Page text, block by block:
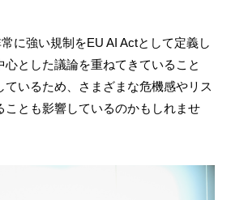
に強い規制をEU AI Actとして定義し
心とした議論を重ねてきていること
ているため、さまざまな危機感やリス
ことも影響しているのかもしれませ